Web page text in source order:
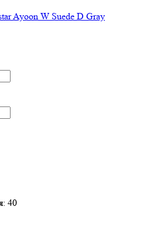
Ayoon W Suede D Gray
40